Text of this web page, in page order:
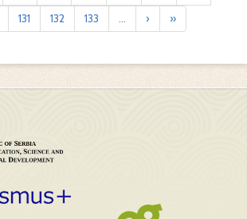
131 132 133 ... › »